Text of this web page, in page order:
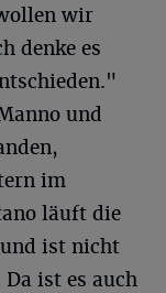
wir
denke es
und
im
läuft die
ist nicht
ist es auch